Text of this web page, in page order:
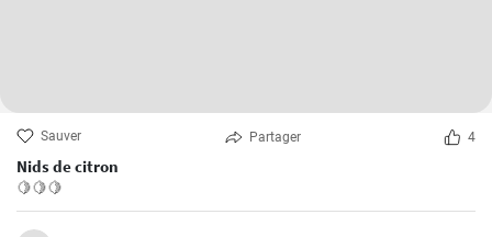
Sauver Partager 4
Nids de citron
🍋🍋🍋